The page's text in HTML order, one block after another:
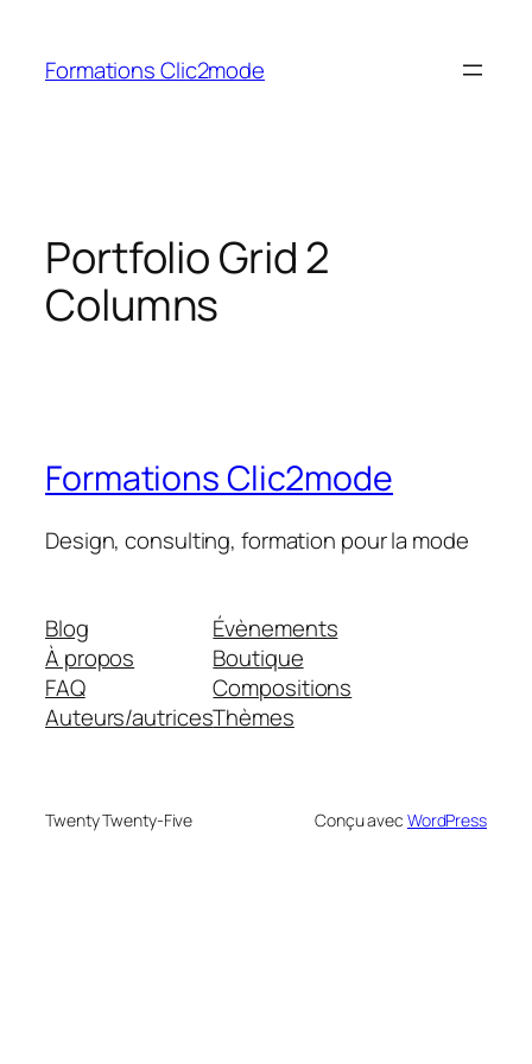
contenu
Formations Clic2mode
Portfolio Grid 2
Columns
Formations Clic2mode
Design, consulting, formation pour la mode
Blog
À propos
FAQ
Auteurs/autrices
Évènements
Boutique
Compositions
Thèmes
Twenty Twenty-Five Conçu avec WordPress